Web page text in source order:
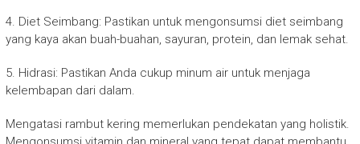
4. Diet Seimbang: Pastikan untuk mengonsumsi diet seimbang
yang kaya akan buah-buahan, sayuran, protein, dan lemak sehat.
5. Hidrasi: Pastikan Anda cukup minum air untuk menjaga
kelembapan dari dalam.
Mengatasi rambut kering memerlukan pendekatan yang holistik.